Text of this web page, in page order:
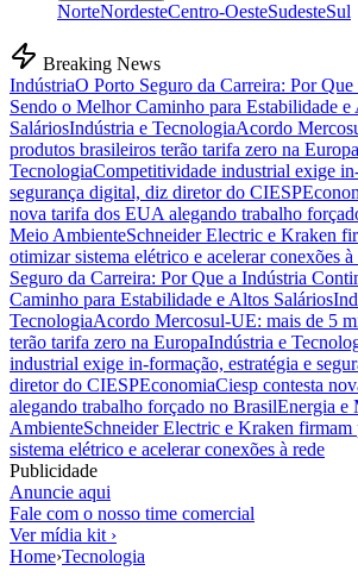
NorteNordesteCentro-OesteSudesteSul
Breaking News
IndústriaO Porto Seguro da Carreira: Por
Sendo o Melhor Caminho para Estabilidade e
SaláriosIndústria e TecnologiaAcordo
produtos brasileiros terão tarifa zero na Europa
TecnologiaCompetitividade industrial exige
segurança digital, diz diretor do CIESP
nova tarifa dos EUA alegando trabalho
Meio AmbienteSchneider Electric e Kraken
otimizar sistema elétrico e acelerar conexões à
Seguro da Carreira: Por Que a Indústria
Caminho para Estabilidade e Altos Salários
TecnologiaAcordo Mercosul-UE: mais de 5
terão tarifa zero na EuropaIndústria e
industrial exige in-formação, estratégia e
diretor do CIESPEconomiaCiesp contesta
alegando trabalho forçado no BrasilEnergia e
AmbienteSchneider Electric e Kraken firmam
sistema elétrico e acelerar conexões à rede
Publicidade
Anuncie aqui
Fale com o nosso time comercial
Ver mídia kit ›
Home›Tecnologia